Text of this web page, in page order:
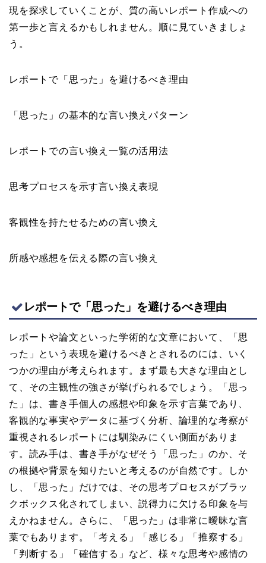
現を探求していくことが、質の高いレポート作成への
第一歩と言えるかもしれません。順に見ていきましょ
う。
レポートで「思った」を避けるべき理由
「思った」の基本的な言い換えパターン
レポートでの言い換え一覧の活用法
思考プロセスを示す言い換え表現
客観性を持たせるための言い換え
所感や感想を伝える際の言い換え
レポートで「思った」を避けるべき理由
レポートや論文といった学術的な文章において、「思
った」という表現を避けるべきとされるのには、いく
つかの理由が考えられます。まず最も大きな理由とし
て、その主観性の強さが挙げられるでしょう。「思っ
た」は、書き手個人の感想や印象を示す言葉であり、
客観的な事実やデータに基づく分析、論理的な考察が
重視されるレポートには馴染みにくい側面がありま
す。読み手は、書き手がなぜそう「思った」のか、そ
の根拠や背景を知りたいと考えるのが自然です。しか
し、「思った」だけでは、その思考プロセスがブラッ
クボックス化されてしまい、説得力に欠ける印象を与
えかねません。さらに、「思った」は非常に曖昧な言
葉でもあります。「考える」「感じる」「推察する」
「判断する」「確信する」など、様々な思考や感情の